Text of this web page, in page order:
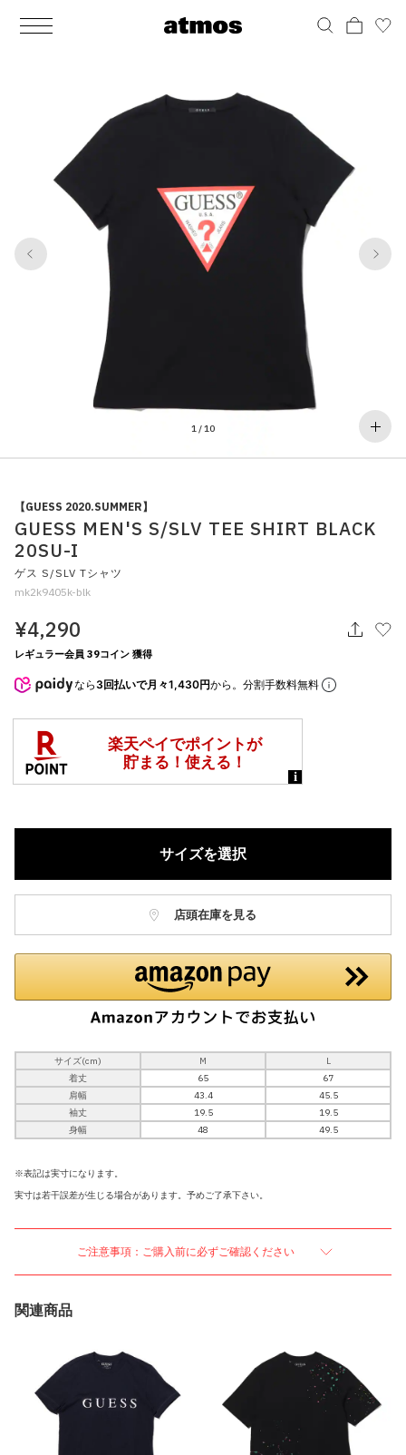
MEN
バッグ
アクセサリー
その他
アディダス ピックアップ
シューズ
サンダル
すべてのシューズ
ライフスタイルランニング
ウェア
アウター
パンツ
アンダーウェア
すべてのウェア
バッグ
バックパック / リュック
ショルダー / メッセンジャーバッグ
トート / エコバッグ
クラッチ / セカンドバッグ
ウエストバッグ
すべてのバッグ
アクセサリー
ポーチ / ウォレット
グッズ / アクセサリー
すべてのアクセサリー
その他
シューケア / グッズ
おもちゃ / フィギュア
その他
すべてのその他
WOMENS
バッグ
アクセサリー
その他
アディダス ピックアップ
シューズ
サンダル / パンプス
すべてのシューズ
ライフスタイルランニング
ウェア
アウター
パンツ
ワンピース
スカート
アンダーウェア
すべてのウェア
バッグ
バックパック / リュック
ショルダー / メッセンジャーバッグ
トート / エコバッグ
クラッチ / セカンドバッグ
ウエストバッグ
すべてのバッグ
アクセサリー
ポーチ / ウォレット
グッズ / アクセサリー
すべてのアクセサリー
その他
シューケア / グッズ
おもちゃ / フィギュア
その他
すべてのその他
1 /10
1 10
【GUESS 2020.SUMMER】
GUESS MEN'S S/SLV TEE SHIRT BLACK
20SU-I
ゲス S/SLV Tシャツ
mk2k9405k-blk
¥4,290
レギュラー会員 39コイン 獲得
なら 3回払いで月々1,430円から。分割手数料無料
サイズを選択
店頭在庫を見る
サイズ(cm) M
L
着丈
65
67
肩幅
43.4
45.5
袖丈
19.5
19.5
身幅
48 49.5
※表記は実寸になります。
実寸は若干誤差が生じる場合があります。予めご了承下さい。
ご注意事項：ご購入前に必ずご確認ください
関連商品